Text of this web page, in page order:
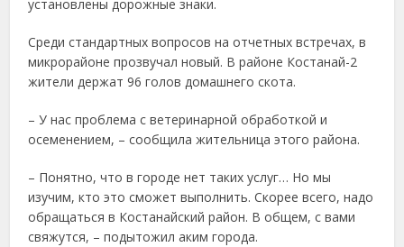
установлены дорожные знаки.
Среди стандартных вопросов на отчетных встречах, в
микрорайоне прозвучал новый. В районе Костанай-2
жители держат 96 голов домашнего скота.
– У нас проблема с ветеринарной обработкой и
осеменением, – сообщила жительница этого района.
– Понятно, что в городе нет таких услуг… Но мы
изучим, кто это сможет выполнить. Скорее всего, надо
обращаться в Костанайский район. В общем, с вами
свяжутся, – подытожил аким города.